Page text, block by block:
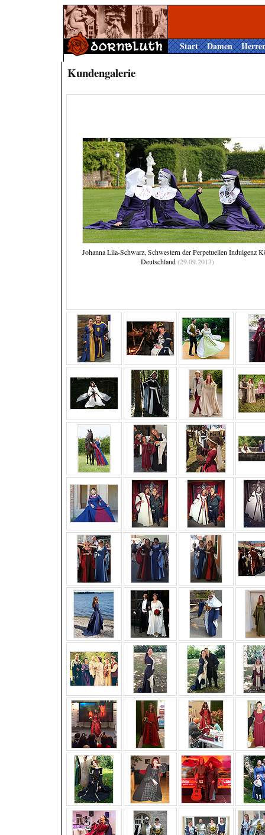
Start Damen
Kundengalerie
Johanna Lila-Schwarz, Schwestern der Perpetuellen Indulgenz
Deutschland(29.09.2013)